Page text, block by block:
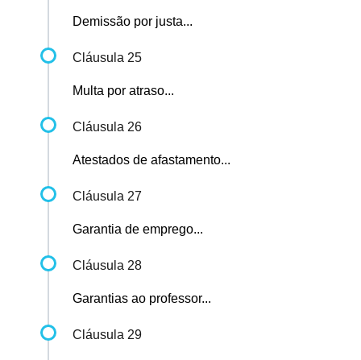
Demissão por justa...
Cláusula 25
Multa por atraso...
Cláusula 26
Atestados de afastamento...
Cláusula 27
Garantia de emprego...
Cláusula 28
Garantias ao professor...
Cláusula 29